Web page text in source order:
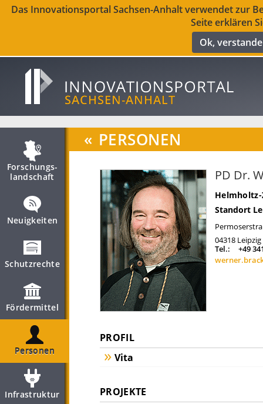
Das Innovationsportal Sachsen-Anhalt verwendet zur
Seite erklären
Ok,
Forschungs­
landschaft
Neuigkeiten
Schutzrechte
Fördermittel
Personen
Infrastruktur
« PERSONEN
PD Dr.
Standort
04318 Leipzig
Tel.:
+49
PROFIL
Vita
PROJEKTE